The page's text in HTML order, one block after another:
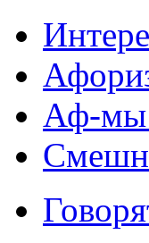
Аф-мы